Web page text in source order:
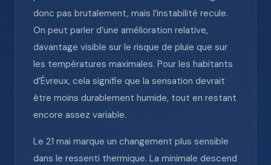
donc pas brutalement, mais l’instabilité recule.
On peut parler d’une amélioration relative,
davantage visible sur le risque de pluie que sur
les températures maximales. Pour les habitants
d’Évreux, cela signifie que la sensation devrait
être moins durablement humide, tout en restant
encore assez variable.
Le 21 mai marque un changement plus sensible
dans le ressenti thermique. La minimale descend